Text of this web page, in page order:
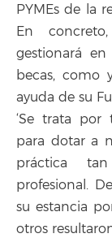
PYMEs de la
En
gestionará
becas, como
ayuda de su
‘Se trata
para dotar a
práctica
profesional.
su estancia
otros